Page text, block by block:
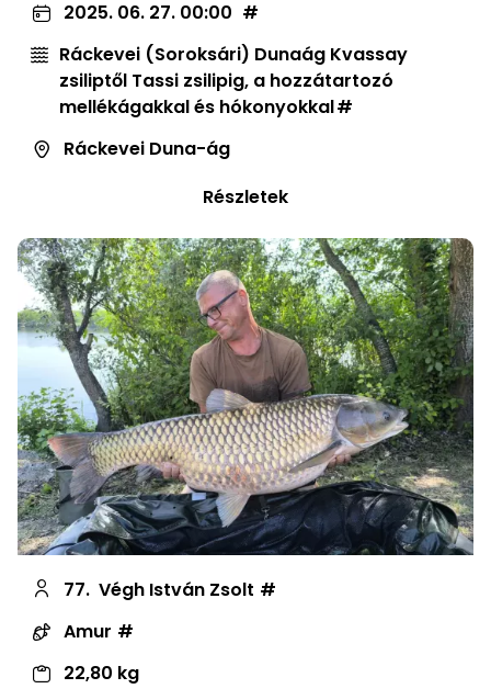
2025. 06. 27. 00:00
Ráckevei (Soroksári) Dunaág Kvassay
zsiliptől Tassi zsilipig, a hozzátartozó
mellékágakkal és hókonyokkal
Ráckevei Duna-ág
Részletek
77. Végh István Zsolt
Amur
22,80 kg